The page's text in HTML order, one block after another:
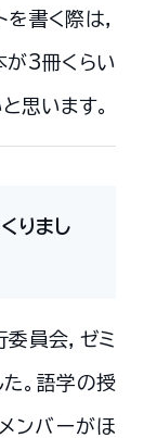
を書く際は，
が3冊くらい
思います。
りまし
員会，ゼミ
。語学の授
ンバーがほ